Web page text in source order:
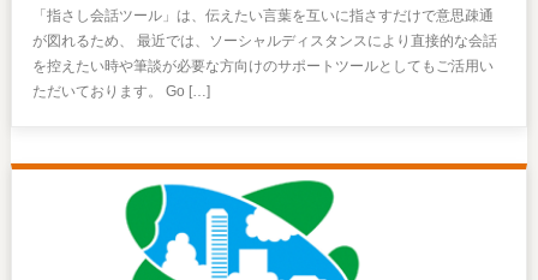
「指さし会話ツール」は、伝えたい言葉を互いに指さすだけで意思疎通
が図れるため、 最近では、ソーシャルディスタンスにより直接的な会話
を控えたい時や筆談が必要な方向けのサポートツールとしてもご活用い
ただいております。 Go […]